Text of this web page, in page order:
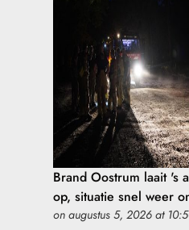
Brand Oostrum laait 's
op, situatie snel weer
on augustus 5, 2026 at